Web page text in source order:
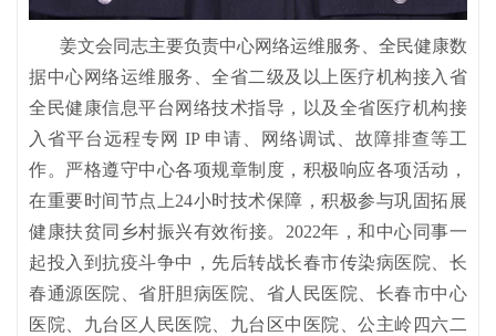
姜文会同志主要负责中心网络运维服务、全民健康数
据中心网络运维服务、全省二级及以上医疗机构接入省
全民健康信息平台网络技术指导，以及全省医疗机构接
入省平台远程专网 IP 申请、网络调试、故障排查等工
作。严格遵守中心各项规章制度，积极响应各项活动，
在重要时间节点上24小时技术保障，积极参与巩固拓展
健康扶贫同乡村振兴有效衔接。2022年，和中心同事一
起投入到抗疫斗争中，先后转战长春市传染病医院、长
春通源医院、省肝胆病医院、省人民医院、长春市中心
医院、九台区人民医院、九台区中医院、公主岭四六二